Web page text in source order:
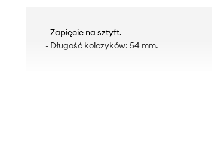
- Zapięcie na sztyft.
- Długość kolczyków: 54 mm.